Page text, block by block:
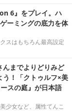
6』をプレイ。ハ
ーミングの底力を体
スはもちろん最高設定
んまでよりどりみど
う！「クトゥルフ×美
スの庭』が日本語
少女など、属性てんこ